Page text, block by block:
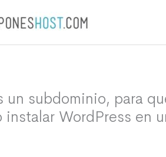
un subdominio, para
instalar WordPress en